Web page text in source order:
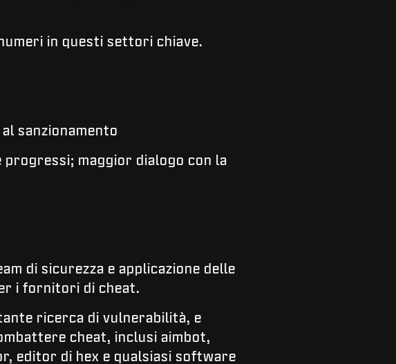
in questi settori chiave.
sanzionamento
maggior dialogo con la
di sicurezza e applicazione delle
i fornitori di cheat.
ricerca di vulnerabilità, e
cheat, inclusi aimbot,
editor di hex e qualsiasi software